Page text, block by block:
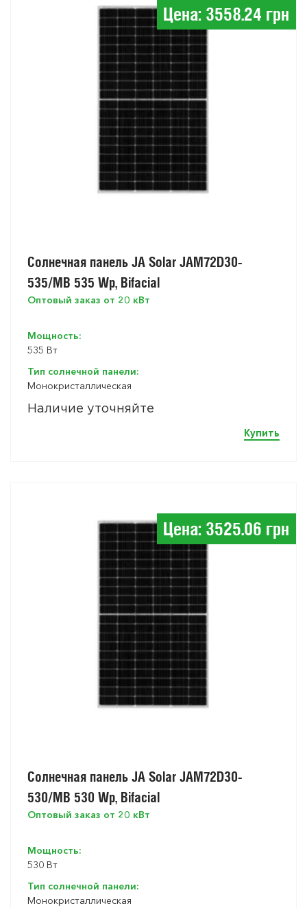
Цена: 3558.24 грн
Солнечная панель JA Solar JAM72D30-
535/MB 535 Wp, Bifacial
Оптовый заказ от 20 кВт
Мощность:
535 Вт
Тип солнечной панели:
Монокристаллическая
Наличие уточняйте
Купить
Цена: 3525.06 грн
Солнечная панель JA Solar JAM72D30-
530/MB 530 Wp, Bifacial
Оптовый заказ от 20 кВт
Мощность:
530 Вт
Тип солнечной панели:
Монокристаллическая